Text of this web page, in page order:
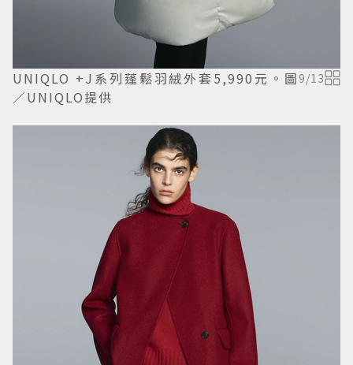
UNIQLO +J系列蓬鬆羽絨外套5,990元。圖
／UNIQLO提供
9/13